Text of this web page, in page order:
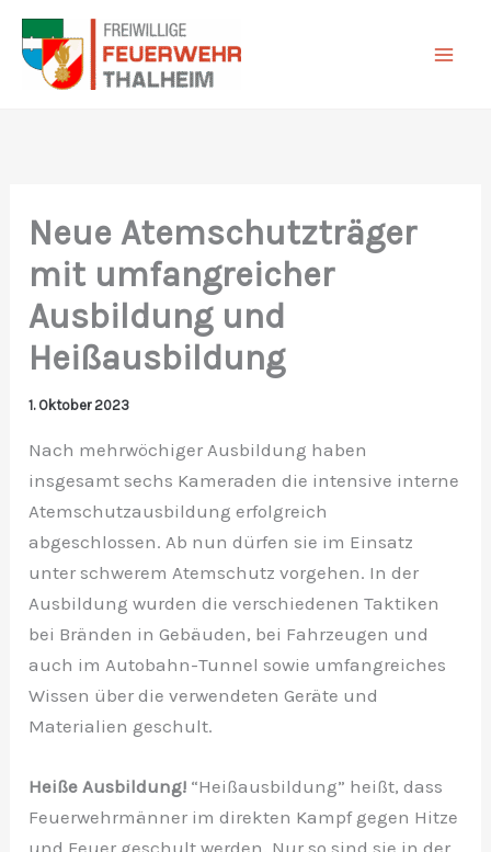
Zum
Inhalt
springen
Neue Atemschutzträger
mit umfangreicher
Ausbildung und
Heißausbildung
1. Oktober 2023
Nach mehrwöchiger Ausbildung haben
insgesamt sechs Kameraden die intensive interne
Atemschutzausbildung erfolgreich
abgeschlossen. Ab nun dürfen sie im Einsatz
unter schwerem Atemschutz vorgehen. In der
Ausbildung wurden die verschiedenen Taktiken
bei Bränden in Gebäuden, bei Fahrzeugen und
auch im Autobahn-Tunnel sowie umfangreiches
Wissen über die verwendeten Geräte und
Materialien geschult.
Heiße Ausbildung! “Heißausbildung” heißt, dass
Feuerwehrmänner im direkten Kampf gegen Hitze
und Feuer geschult werden. Nur so sind sie in der